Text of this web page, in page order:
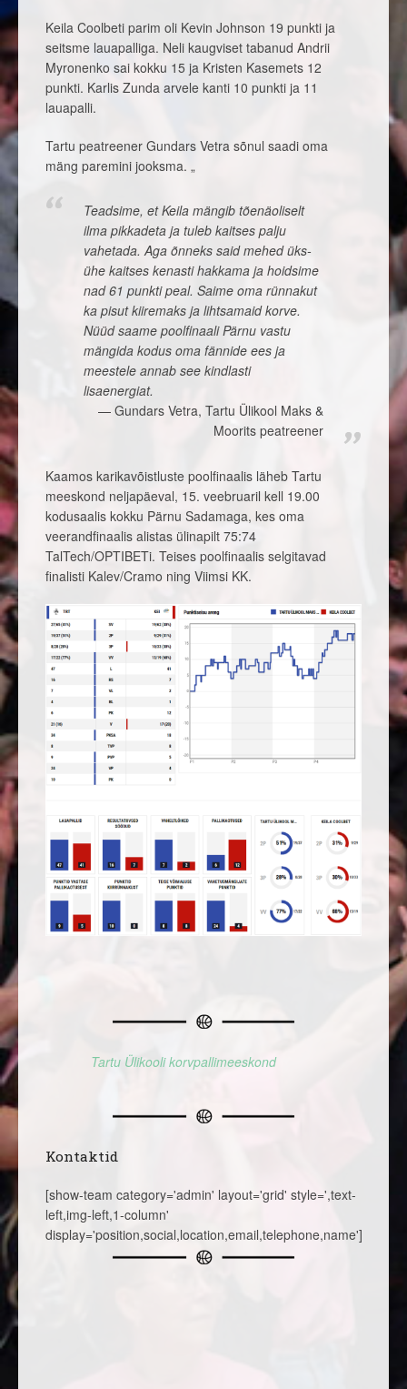
Keila Coolbeti parim oli Kevin Johnson 19 punkti ja
seitsme lauapalliga. Neli kaugviset tabanud Andrii
Myronenko sai kokku 15 ja Kristen Kasemets 12
punkti. Karlis Zunda arvele kanti 10 punkti ja 11
lauapalli.
Tartu peatreener Gundars Vetra sõnul saadi oma
mäng paremini jooksma. „
Teadsime, et Keila mängib tõenäoliselt
ilma pikkadeta ja tuleb kaitses palju
vahetada. Aga õnneks said mehed üks-
ühe kaitses kenasti hakkama ja hoidsime
nad 61 punkti peal. Saime oma rünnakut
ka pisut kiiremaks ja lihtsamaid korve.
Nüüd saame poolfinaali Pärnu vastu
mängida kodus oma fännide ees ja
meestele annab see kindlasti
lisaenergiat.
Gundars Vetra, Tartu Ülikool Maks &
Moorits peatreener
Kaamos karikavõistluste poolfinaalis läheb Tartu
meeskond neljapäeval, 15. veebruaril kell 19.00
kodusaalis kokku Pärnu Sadamaga, kes oma
veerandfinaalis alistas ülinapilt 75:74
TalTech/OPTIBETi. Teises poolfinaalis selgitavad
finalisti Kalev/Cramo ning Viimsi KK.
Tartu Ülikooli korvpallimeeskond
Kontaktid
[show-team category='admin' layout='grid' style=',text-
left,img-left,1-column'
display='position,social,location,email,telephone,name']